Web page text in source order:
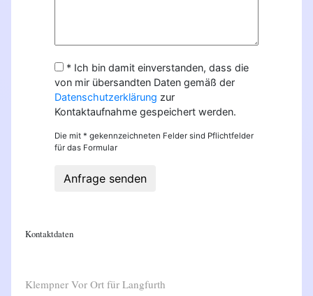
* Ich bin damit einverstanden, dass die
von mir übersandten Daten gemäß der
Datenschutzerklärung zur
Kontaktaufnahme gespeichert werden.
Die mit * gekennzeichneten Felder sind Pflichtfelder
für das Formular
Anfrage senden
Kontaktdaten
Klempner Vor Ort für Langfurth